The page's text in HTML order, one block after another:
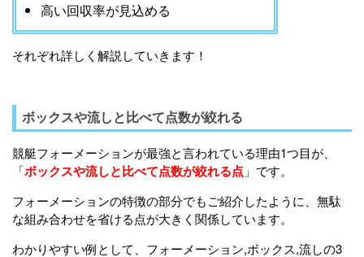
高い回収率が見込める
それぞれ詳しく解説していきます！
ボックスや流しと比べて点数が絞れる
競艇フォーメーションが最強と言われている理由1つ目が、
「ボックスや流しと比べて点数が絞れる点 」です。
フォーメーションの特徴の部分でもご紹介したように、無駄
な組み合わせを省ける点が大きく関係しています。
わかりやすい例として、フォーメーション,ボックス,流しの3